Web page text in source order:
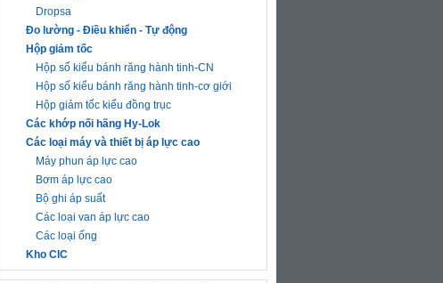
Dropsa
Đo lường - Điều khiển - Tự động
Hộp giảm tốc
Hộp số kiểu bánh răng hành tinh-CN
Hộp số kiểu bánh răng hành tinh-cơ giới
Hộp giảm tốc kiểu đồng trục
Các khớp nối hãng Hy-Lok
Các loại máy và thiết bị áp lực cao
Máy phun áp lực cao
Bơm áp lực cao
Bộ ghi áp suất
Các loại van áp lực cao
Các loại ống
Kho CIC